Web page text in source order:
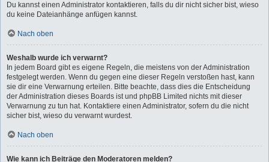
Du kannst einen Administrator kontaktieren, falls du dir nicht sicher bist, wieso
du keine Dateianhänge anfügen kannst.
Nach oben
Weshalb wurde ich verwarnt?
In jedem Board gibt es eigene Regeln, die meistens von der Administration
festgelegt werden. Wenn du gegen eine dieser Regeln verstoßen hast, kann
sie dir eine Verwarnung erteilen. Bitte beachte, dass dies die Entscheidung
der Administration dieses Boards ist und phpBB Limited nichts mit dieser
Verwarnung zu tun hat. Kontaktiere einen Administrator, sofern du die nicht
sicher bist, wieso du verwarnt wurdest.
Nach oben
Wie kann ich Beiträge den Moderatoren melden?